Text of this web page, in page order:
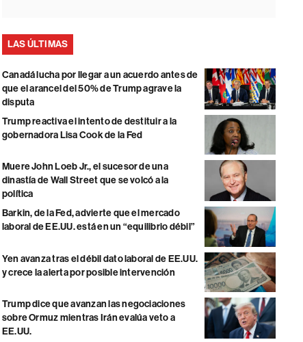
LAS ÚLTIMAS
Canadá lucha por llegar a un acuerdo antes de
que el arancel del 50% de Trump agrave la
disputa
Trump reactiva el intento de destituir a la
gobernadora Lisa Cook de la Fed
Muere John Loeb Jr., el sucesor de una
dinastía de Wall Street que se volcó a la
política
Barkin, de la Fed, advierte que el mercado
laboral de EE.UU. está en un “equilibrio débil”
Yen avanza tras el débil dato laboral de EE.UU.
y crece la alerta por posible intervención
Trump dice que avanzan las negociaciones
sobre Ormuz mientras Irán evalúa veto a
EE.UU.